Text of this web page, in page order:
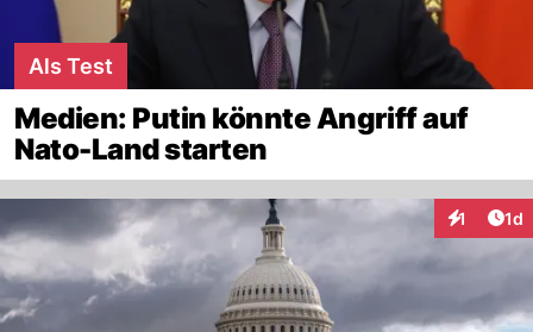
Als Test
Medien: Putin könnte Angriff auf
Nato-Land starten
1 1d